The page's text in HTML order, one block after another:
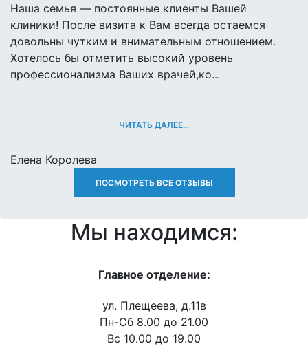
Наша семья — постоянные клиенты Вашей
клиники! После визита к Вам всегда остаемся
довольны чутким и внимательным отношением.
Хотелось бы отметить высокий уровень
профессионализма Ваших врачей,ко...
ЧИТАТЬ ДАЛЕЕ...
Елена Королева
ПОСМОТРЕТЬ ВСЕ ОТЗЫВЫ
Мы находимся:
Главное отделение:
ул. Плещеева, д.11в
Пн-Сб 8.00 до 21.00
Вс 10.00 до 19.00